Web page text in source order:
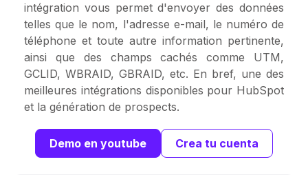
intégration vous permet d'envoyer des données
telles que le nom, l'adresse e-mail, le numéro de
téléphone et toute autre information pertinente,
ainsi que des champs cachés comme UTM,
GCLID, WBRAID, GBRAID, etc. En bref, une des
meilleures intégrations disponibles pour HubSpot
et la génération de prospects.
Demo en youtube Crea tu cuenta